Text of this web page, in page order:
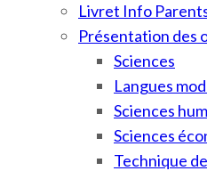
Livret Info
Présentation des
Sciences
Langues
Sciences
Sciences
Technique